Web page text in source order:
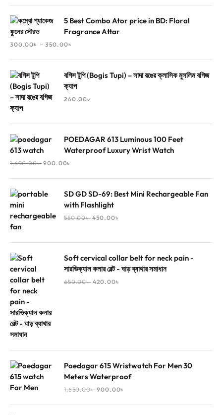
5 Best Combo Ator price in BD: Floral
Fragrance Attar
300.00৳ – 350.00৳
বগিস টুপি (Bogis Tupi) – সাদা রঙের ক্লাসিক মুসলিম বগিজ
ক্যাপ
260.00৳
POEDAGAR 613 Luminous 100 Feet
Waterproof Luxury Wrist Watch
1,690.00৳ 900.00৳
SD GD SD-69: Best Mini Rechargeable Fan
with Flashlight
550.00৳ 450.00৳
Soft cervical collar belt for neck pain -
সারভিক্যাল কলার বেল্ট - ঘাড় ব্যাথার সমাধান
650.00৳ 420.00৳
Poedagar 615 Wristwatch For Men 30
Meters Waterproof
1,650.00৳ 900.00৳